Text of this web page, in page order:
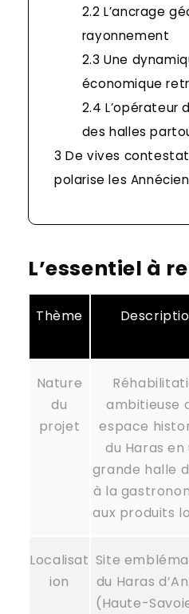
2.2 L’ancrage
rayonnement
2.3 Une
économique
2.4 L’opérateur
des halles
3 De vives
polarise les
L’essentiel à
Thème
Nature
du
projet
ambitieuse
espace
du Haras en
grande halle
à la
aux produits
Localisat
ion
Site
du Haras
(Haute-